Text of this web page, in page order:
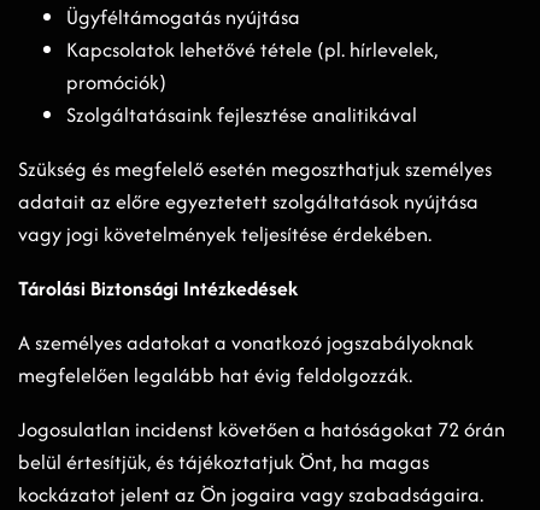
Ügyféltámogatás nyújtása
Kapcsolatok lehetővé tétele (pl. hírlevelek,
promóciók)
Szolgáltatásaink fejlesztése analitikával
Szükség és megfelelő esetén megoszthatjuk személyes
adatait az előre egyeztetett szolgáltatások nyújtása
vagy jogi követelmények teljesítése érdekében.
Tárolási Biztonsági Intézkedések
A személyes adatokat a vonatkozó jogszabályoknak
megfelelően legalább hat évig feldolgozzák.
Jogosulatlan incidenst követően a hatóságokat 72 órán
belül értesítjük, és tájékoztatjuk Önt, ha magas
kockázatot jelent az Ön jogaira vagy szabadságaira.